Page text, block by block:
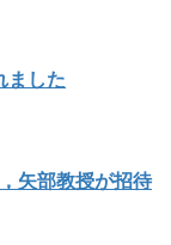
ました
矢部教授が招待